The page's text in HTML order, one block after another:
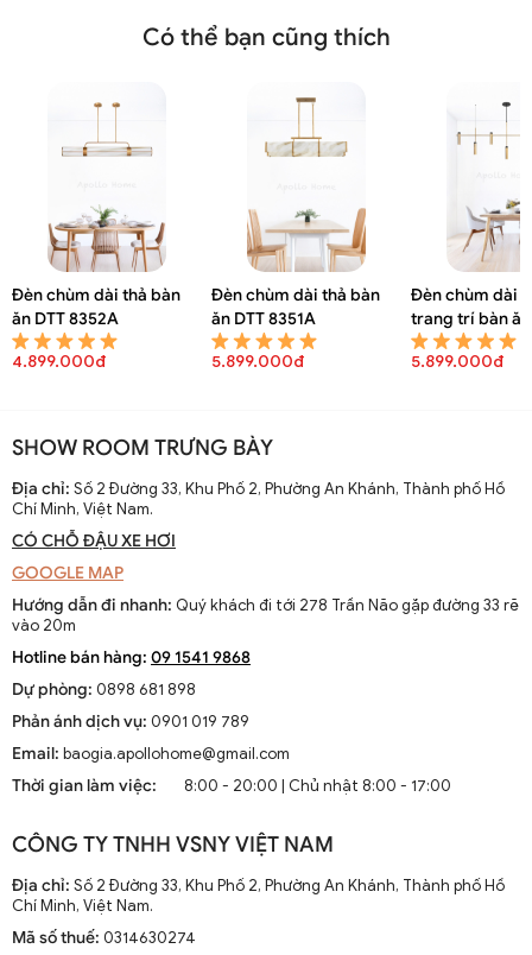
Có thể bạn cũng thích
Đèn chùm dài thả bàn
ăn DTT 8352A
4.899.000đ
Đèn chùm dài thả bàn
ăn DTT 8351A
5.899.000đ
Đèn chùm dài
trang trí bàn ăn
8347A
5.899.000đ
SHOW ROOM TRƯNG BÀY
Địa chỉ: Số 2 Đường 33, Khu Phố 2, Phường An Khánh, Thành phố Hồ
Chí Minh, Việt Nam.
CÓ CHỖ ĐẬU XE HƠI
GOOGLE MAP
Hướng dẫn đi nhanh: Quý khách đi tới 278 Trần Não gặp đường 33 rẽ
vào 20m
Hotline bán hàng: 09 1541 9868
Dự phòng: 0898 681 898
Phản ánh dịch vụ: 0901 019 789
Email: baogia.apollohome@gmail.com
Thời gian làm việc:
8:00 - 20:00 | Chủ nhật 8:00 - 17:00
CÔNG TY TNHH VSNY VIỆT NAM
Địa chỉ: Số 2 Đường 33, Khu Phố 2, Phường An Khánh, Thành phố Hồ
Chí Minh, Việt Nam.
Mã số thuế: 0314630274